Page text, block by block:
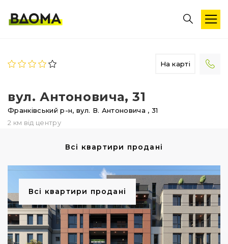
На карті
вул. Антоновича, 31
Франківський р-н, вул. В. Антоновича , 31
2 км від центру
Всі квартири продані
Всі квартири продані